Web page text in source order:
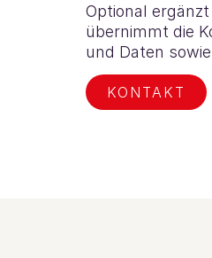
Optional
übernimmt die
und Daten
KONTAKT